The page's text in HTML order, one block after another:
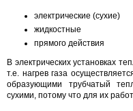
электрические (сухие)
жидкостные
прямого действия
В электрических установках
т.е. нагрев газа
образующими трубчатый
сухими, потому что для их